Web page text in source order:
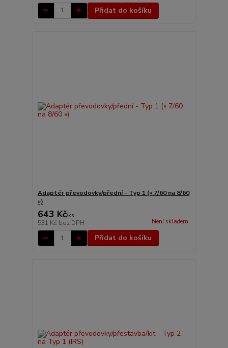
Přidat do košíku
Adaptér převodovky/přední - Typ 1 (» 7/60 na 8/60
»)
643 Kč/ks
531 Kč bez DPH Není skladem
Přidat do košíku